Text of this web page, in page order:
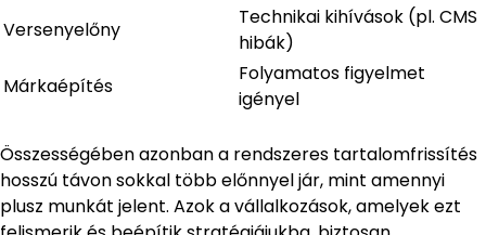
Versenyelőny
Technikai kihívások (pl. CMS
hibák)
Márkaépítés
Folyamatos figyelmet
igényel
Összességében azonban a rendszeres tartalomfrissítés
hosszú távon sokkal több előnnyel jár, mint amennyi
plusz munkát jelent. Azok a vállalkozások, amelyek ezt